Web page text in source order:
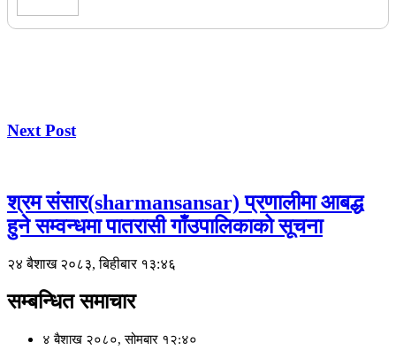
Next Post
श्रम संसार(sharmansansar) प्रणालीमा आबद्ध
हुने सम्वन्धमा पातरासी गाँउपालिकाको सूचना
२४ बैशाख २०८३, बिहीबार १३:४६
सम्बन्धित समाचार
४ बैशाख २०८०, सोमबार १२:४०